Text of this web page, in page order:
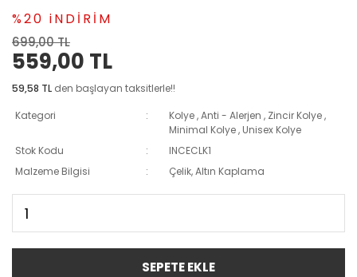
%20 iNDİRİM
699,00 TL
559,00 TL
59,58 TL den başlayan taksitlerle!!
Kategori
Kolye,Anti - Alerjen , Zincir Kolye,
Minimal Kolye, Unisex Kolye
Stok Kodu
INCECLK1
Malzeme Bilgisi
Çelik, Altın Kaplama
SEPETE EKLE